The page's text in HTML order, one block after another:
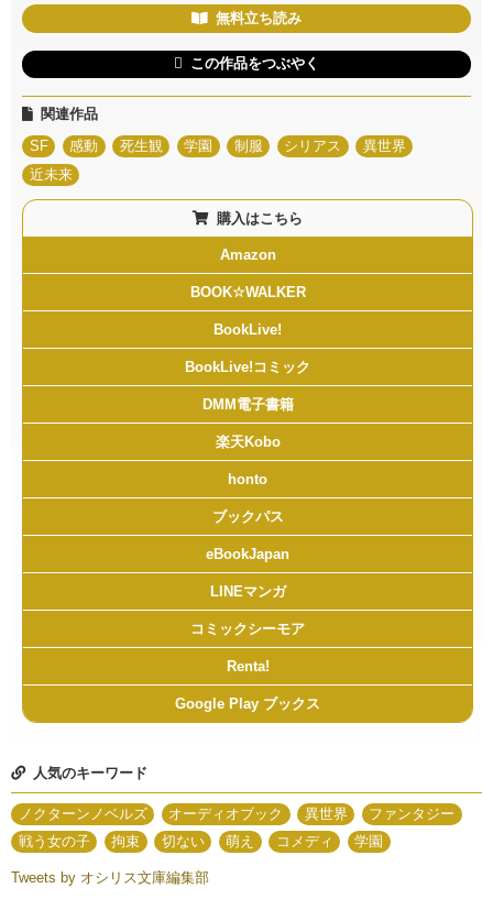
無料立ち読み
この作品をつぶやく
関連作品
SF
感動 死生観 学園 制服 シリアス
異世界
近未来
購入はこちら
Amazon
BOOK☆WALKER
BookLive!
BookLive!コミック
DMM電子書籍
楽天Kobo
honto
ブックパス
eBookJapan
LINEマンガ
コミックシーモア
Renta!
Google Play ブックス
人気のキーワード
ノクターンノベルズ オーディオブック 異世界
ファンタジー
戦う女の子
拘束 切ない 萌え コメディ 学園
Tweets by オシリス文庫編集部